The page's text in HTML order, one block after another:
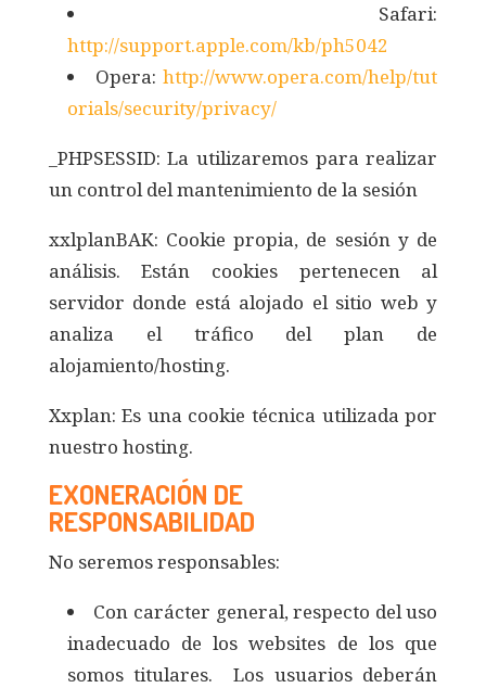
Safari:
http://support.apple.com/kb/ph5042
Opera:http://www.opera.com/help/tut
orials/security/privacy/
_PHPSESSID: La utilizaremos para realizar
un control del mantenimiento de la sesión
xxlplanBAK: Cookie propia, de sesión y de
análisis. Están cookies pertenecen al
servidor donde está alojado el sitio web y
analiza el tráfico del plan de
alojamiento/hosting.
Xxplan: Es una cookie técnica utilizada por
nuestro hosting.
EXONERACIÓN DE
RESPONSABILIDAD
No seremos responsables:
Con carácter general, respecto del uso
inadecuado de los websites de los que
somos titulares. Los usuarios deberán